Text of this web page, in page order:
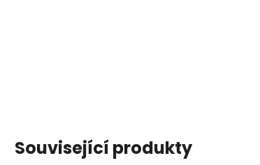
Související produkty